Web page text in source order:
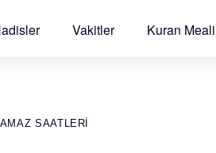
Vakitler Kuran Meali
SAATLERI